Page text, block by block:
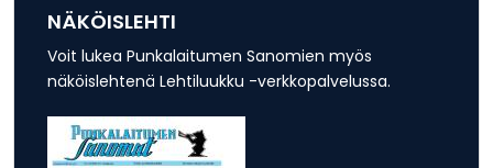
NÄKÖISLEHTI
Voit lukea Punkalaitumen Sanomien myös
näköislehtenä Lehtiluukku -verkkopalvelussa.